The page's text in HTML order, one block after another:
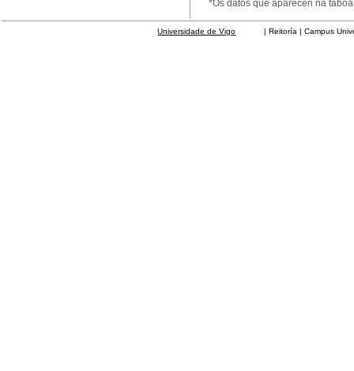
*Os datos que aparecen na
Universidade de Vigo | Reitoría | Campus